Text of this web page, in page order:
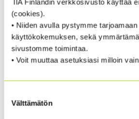
IIA Finlandin verkkosivusto käyttää
(cookies).
• Niiden avulla pystymme
käyttökokemuksen, sekä
sivustomme toimintaa.
• Voit muuttaa asetuksiasi milloin
valinta
Välttämätön